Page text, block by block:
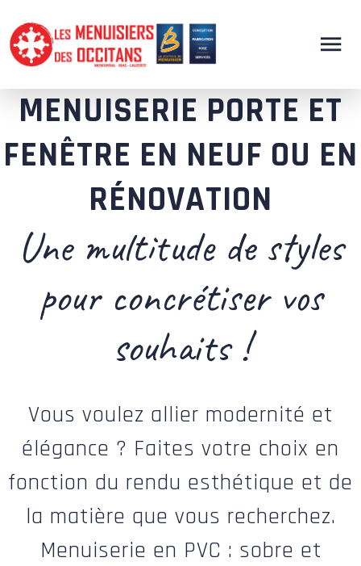
MENUISERIE PORTE ET
FENÊTRE EN NEUF OU EN
RÉNOVATION
Une multitude de styles
pour concrétiser vos
souhaits !
Vous voulez allier modernité et
élégance ? Faites votre choix en
fonction du rendu esthétique et de
la matière que vous recherchez.
Menuiserie en PVC : sobre et